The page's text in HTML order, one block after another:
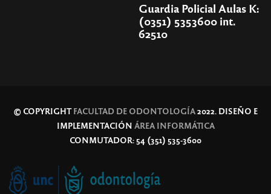
Guardia Policial Aulas K:
(0351) 5353600 int.
62510
© COPYRIGHTFACULTAD DE ODONTOLOGÍA2022. DISEÑO E
IMPLEMENTACIÓN ÁREA INFORMÁTICA
CONMUTADOR: 54 (351) 535-3600